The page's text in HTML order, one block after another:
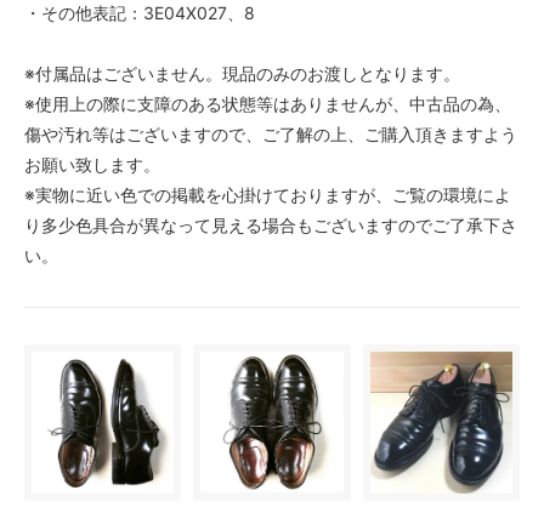
・その他表記：3E04X027、8
※付属品はございません。現品のみのお渡しとなります。
※使用上の際に支障のある状態等はありませんが、中古品の為、
傷や汚れ等はございますので、ご了解の上、ご購入頂きますよう
お願い致します。
※実物に近い色での掲載を心掛けておりますが、ご覧の環境によ
り多少色具合が異なって見える場合もございますのでご了承下さ
い。